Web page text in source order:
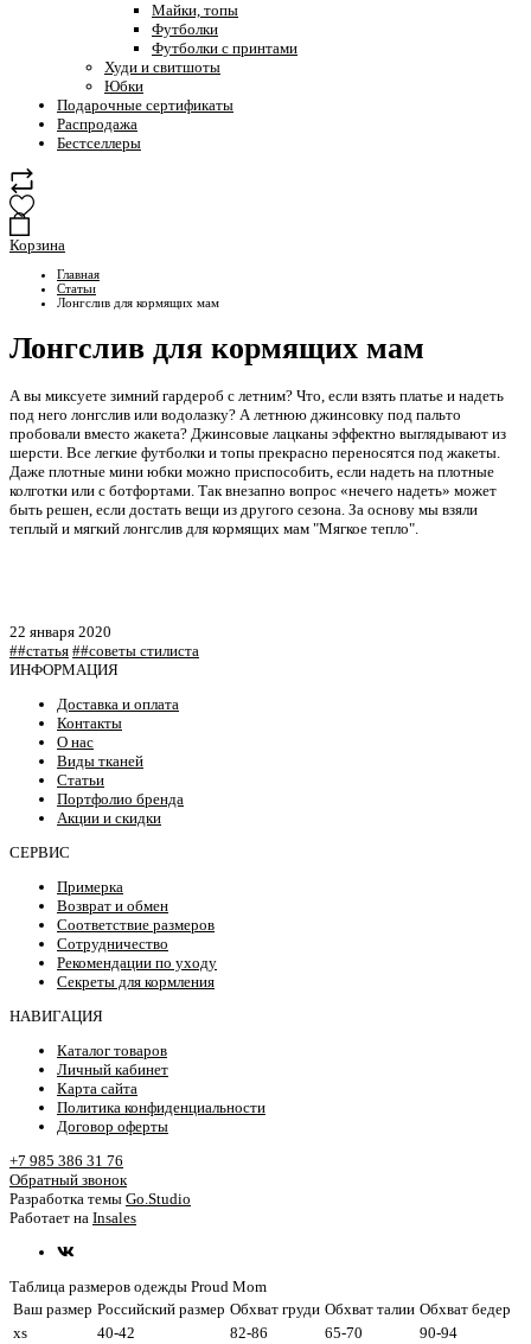
Майки, топы
Футболки
Футболки с принтами
Худи и свитшоты
Юбки
Подарочные сертификаты
Распродажа
Бестселлеры
Корзина
Главная
Статьи
Лонгслив для кормящих мам
Лонгслив для кормящих мам
А вы миксуете зимний гардероб с летним? Что, если взять платье и надеть
под него лонгслив или водолазку? А летнюю джинсовку под пальто
пробовали вместо жакета? Джинсовые лацканы эффектно выглядывают из
шерсти. Все легкие футболки и топы прекрасно переносятся под жакеты.
Даже плотные мини юбки можно приспособить, если надеть на плотные
колготки или с ботфортами. Так внезапно вопрос «нечего надеть» может
быть решен, если достать вещи из другого сезона. За основу мы взяли
теплый и мягкий лонгслив для кормящих мам "Мягкое тепло".
22 января 2020
##статья ##советы стилиста
ИНФОРМАЦИЯ
Доставка и оплата
Контакты
О нас
Виды тканей
Статьи
Портфолио бренда
Акции и скидки
СЕРВИС
Примерка
Возврат и обмен
Соответствие размеров
Сотрудничество
Рекомендации по уходу
Секреты для кормления
НАВИГАЦИЯ
Каталог товаров
Личный кабинет
Карта сайта
Политика конфиденциальности
Договор оферты
+7 985 386 31 76
Обратный звонок
Разработка темы Go.Studio
Работает на Insales
Таблица размеров одежды Proud Mom
Ваш размер Российский размер Обхват груди Обхват талии Обхват бедер
xs
40-42 82-86 65-70 90-94